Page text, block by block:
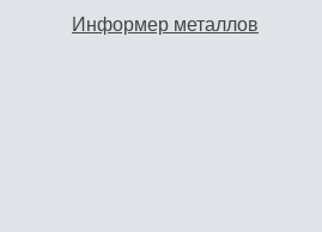
Информер металлов